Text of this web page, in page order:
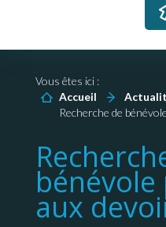
Vous êtes ici :
Accueil
Recherche de
bénévole
aux